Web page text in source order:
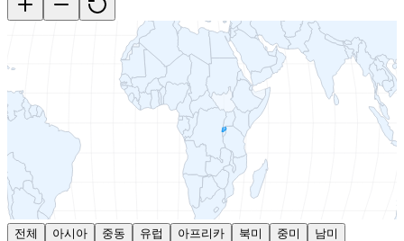
전체 아시아 중동 유럽 아프리카 북미 중미
남미